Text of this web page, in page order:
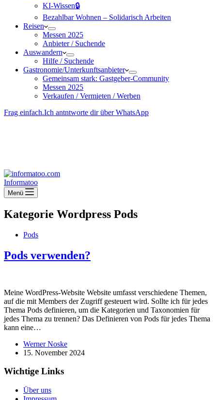
KI-Wissen🔒
Bezahlbar Wohnen – Solida­risch Arbeiten
Reisen
Messen 2025
Anbieter / Suchende
Auswandern
Hilfe / Suchende
Gastronomie/Unterkunftsanbieter
Gemeinsam stark: Gastgeber-Community
Messen 2025
Verkaufen / Vermieten / Werben
Frag einfach.Ich antntworte dir über WhatsApp
Informatoo
Menü
Kategorie Wordpress Pods
Pods
Pods verwenden?
Meine WordPress-Website Website umfasst verschiedene Themen,
auf die mit Members der Zugriff gesteuert wird. Sollte ich für jedes
Thema Pods definieren, um die Kategorien und Taxonomien für
jedes Thema zu trennen? Das Definieren von Pods für jedes Thema
kann eine…
Werner Noske
15. November 2024
Wichtige Links
Über uns